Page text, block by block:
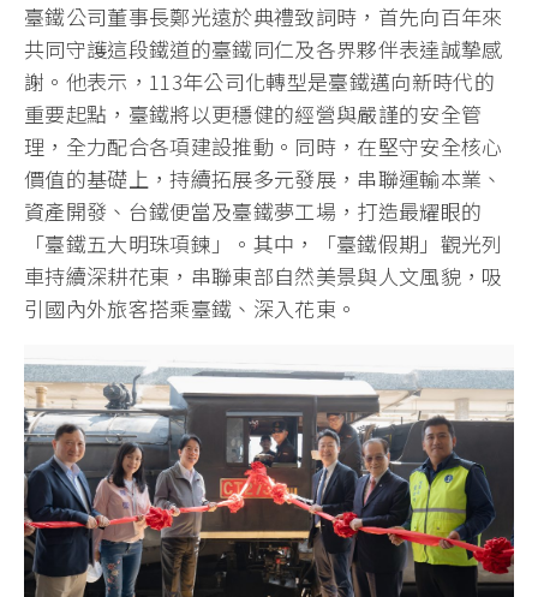
臺鐵公司董事長鄭光遠於典禮致詞時，首先向百年來
共同守護這段鐵道的臺鐵同仁及各界夥伴表達誠摯感
謝。他表示，113年公司化轉型是臺鐵邁向新時代的
重要起點，臺鐵將以更穩健的經營與嚴謹的安全管
理，全力配合各項建設推動。同時，在堅守安全核心
價值的基礎上，持續拓展多元發展，串聯運輸本業、
資產開發、台鐵便當及臺鐵夢工場，打造最耀眼的
「臺鐵五大明珠項鍊」。其中，「臺鐵假期」觀光列
車持續深耕花東，串聯東部自然美景與人文風貌，吸
引國內外旅客搭乘臺鐵、深入花東。